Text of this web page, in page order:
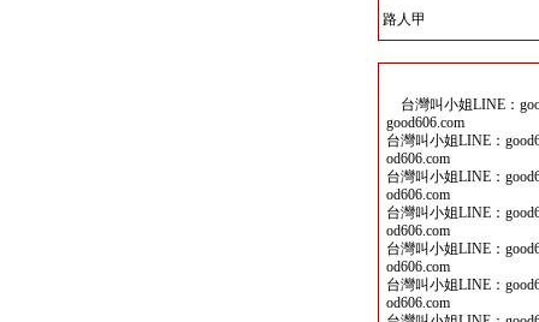
路人甲
台灣叫小姐LINE：
good606.com
台灣叫小姐LINE：
od606.com
台灣叫小姐LINE：
od606.com
台灣叫小姐LINE：
od606.com
台灣叫小姐LINE：
od606.com
台灣叫小姐LINE：
od606.com